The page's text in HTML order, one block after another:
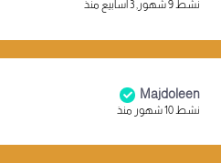
نشط 9 شهور, 3 أسابيع منذ
Majdoleen
نشط 10 شهور منذ